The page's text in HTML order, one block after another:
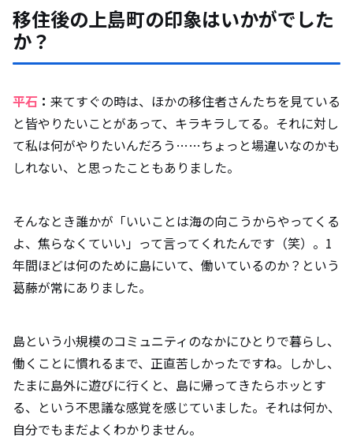
移住後の上島町の印象はいかがでした
か？
平石 ： 来てすぐの時は、ほかの移住者さんたちを見ている
と皆やりたいことがあって、キラキラしてる。それに対し
て私は何がやりたいんだろう……ちょっと場違いなのかも
しれない、と思ったこともありました。
そんなとき誰かが「いいことは海の向こうからやってくる
よ、焦らなくていい」って言ってくれたんです（笑）。1
年間ほどは何のために島にいて、働いているのか？という
葛藤が常にありました。
島という小規模のコミュニティのなかにひとりで暮らし、
働くことに慣れるまで、正直苦しかったですね。しかし、
たまに島外に遊びに行くと、島に帰ってきたらホッとす
る、という不思議な感覚を感じていました。それは何か、
自分でもまだよくわかりません。